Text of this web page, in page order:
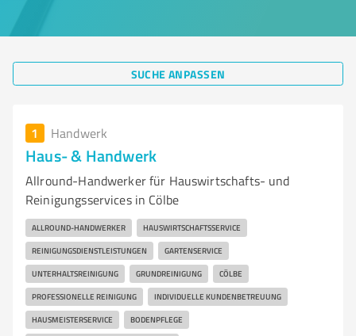
SUCHE ANPASSEN
1 Handwerk
Haus- & Handwerk
Allround-Handwerker für Hauswirtschafts- und
Reinigungsservices in Cölbe
ALLROUND-HANDWERKER HAUSWIRTSCHAFTSSERVICE
REINIGUNGSDIENSTLEISTUNGEN GARTENSERVICE
UNTERHALTSREINIGUNG GRUNDREINIGUNG CÖLBE
PROFESSIONELLE REINIGUNG INDIVIDUELLE KUNDENBETREUUNG
HAUSMEISTERSERVICE BODENPFLEGE